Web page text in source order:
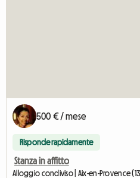
500 € / mese
Risponde rapidamente
Stanza in affitto
Alloggio condiviso | Aix-en-Provence